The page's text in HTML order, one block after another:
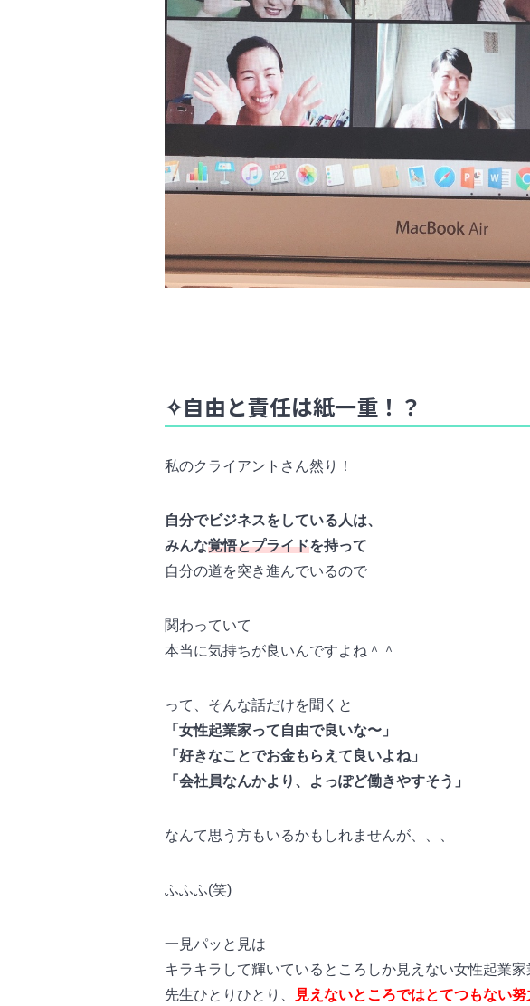
✧自由と責任は紙一重！？
私のクライアントさん然り！
自分でビジネスをしている人は、
みんな覚悟とプライドを持って
自分の道を突き進んでいるので
関わっていて
本当に気持ちが良いんですよね＾＾
って、そんな話だけを聞くと
「女性起業家って自由で良いな〜」
「好きなことでお金もらえて良いよね」
「会社員なんかより、よっぽど働きやすそう」
なんて思う方もいるかもしれませんが、、、
ふふふ(笑)
一見パッと見は
キラキラして輝いているところしか見えない女性起業家
先生ひとりひとり、
見えないところではとてつもない努